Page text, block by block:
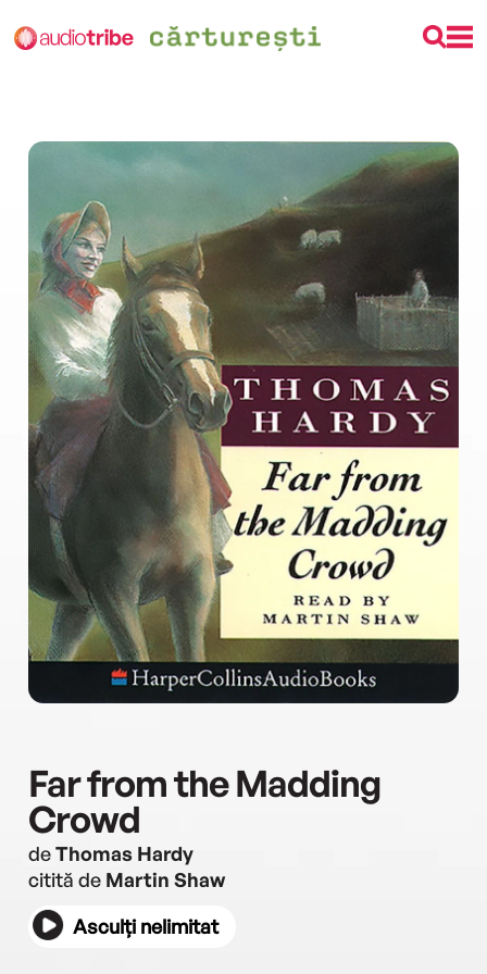
Far from the Madding
Crowd
deThomas Hardy
citită de Martin Shaw
Asculți nelimitat